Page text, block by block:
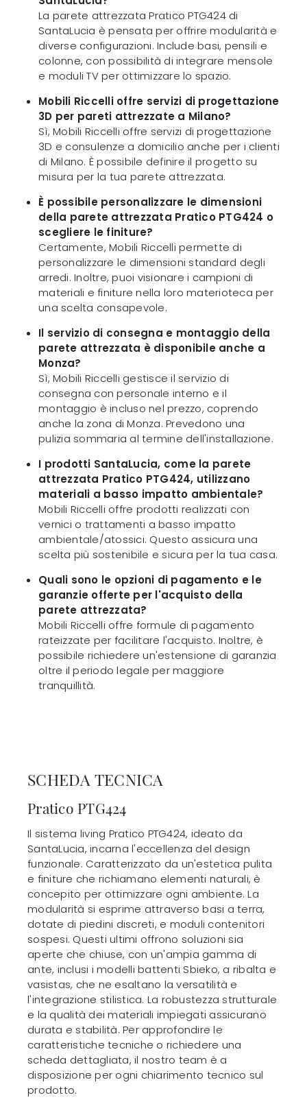
La parete attrezzata Pratico PTG424 di
SantaLucia è pensata per offrire modularità e
diverse configurazioni. Include basi, pensili e
colonne, con possibilità di integrare mensole
e moduli TV per ottimizzare lo spazio.
Mobili Riccelli offre servizi di progettazione
3D per pareti attrezzate a Milano?
Sì, Mobili Riccelli offre servizi di progettazione
3D e consulenze a domicilio anche per i clienti
di Milano. È possibile definire il progetto su
misura per la tua parete attrezzata.
È possibile personalizzare le dimensioni
della parete attrezzata Pratico PTG424 o
scegliere le finiture?
Certamente, Mobili Riccelli permette di
personalizzare le dimensioni standard degli
arredi. Inoltre, puoi visionare i campioni di
materiali e finiture nella loro materioteca per
una scelta consapevole.
Il servizio di consegna e montaggio della
parete attrezzata è disponibile anche a
Monza?
Sì, Mobili Riccelli gestisce il servizio di
consegna con personale interno e il
montaggio è incluso nel prezzo, coprendo
anche la zona di Monza. Prevedono una
pulizia sommaria al termine dell'installazione.
I prodotti SantaLucia, come la parete
attrezzata Pratico PTG424, utilizzano
materiali a basso impatto ambientale?
Mobili Riccelli offre prodotti realizzati con
vernici o trattamenti a basso impatto
ambientale/atossici. Questo assicura una
scelta più sostenibile e sicura per la tua casa.
Quali sono le opzioni di pagamento e le
garanzie offerte per l'acquisto della
parete attrezzata?
Mobili Riccelli offre formule di pagamento
rateizzate per facilitare l'acquisto. Inoltre, è
possibile richiedere un'estensione di garanzia
oltre il periodo legale per maggiore
tranquillità.
SCHEDA TECNICA
Pratico PTG424
Il sistema living Pratico PTG424, ideato da
SantaLucia, incarna l'eccellenza del design
funzionale. Caratterizzato da un'estetica pulita
e finiture che richiamano elementi naturali, è
concepito per ottimizzare ogni ambiente. La
modularità si esprime attraverso basi a terra,
dotate di piedini discreti, e moduli contenitori
sospesi. Questi ultimi offrono soluzioni sia
aperte che chiuse, con un'ampia gamma di
ante, inclusi i modelli battenti Sbieko, a ribalta e
vasistas, che ne esaltano la versatilità e
l'integrazione stilistica. La robustezza strutturale
e la qualità dei materiali impiegati assicurano
durata e stabilità. Per approfondire le
caratteristiche tecniche o richiedere una
scheda dettagliata, il nostro team è a
disposizione per ogni chiarimento tecnico sul
prodotto.